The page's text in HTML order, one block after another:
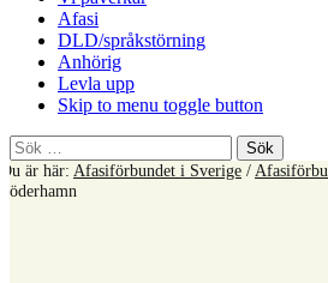
Afasi
DLD/språkstörning
Anhörig
Levla upp
Skip to menu toggle button
Sök
efter:
Du är här: Afasiförbundet i Sverige /
Söderhamn